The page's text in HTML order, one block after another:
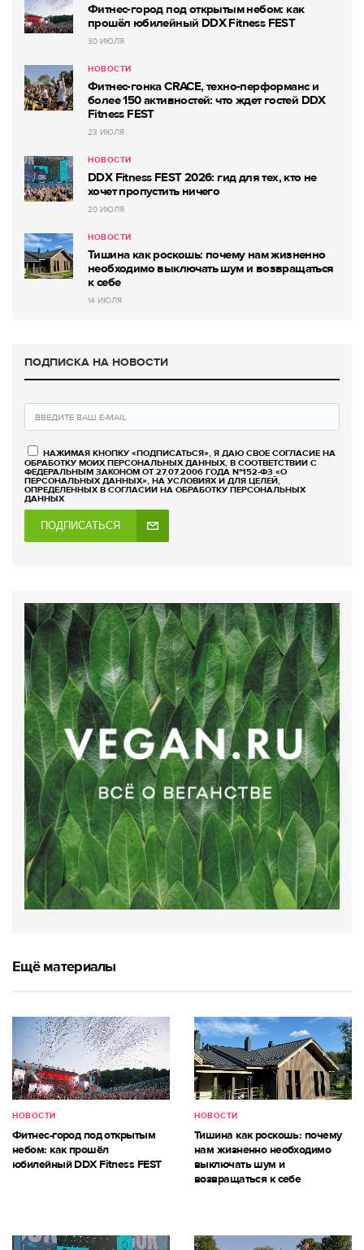
Фитнес-город под открытым небом: как
прошёл юбилейный DDX Fitness FEST
30 ИЮЛЯ
НОВОСТИ
Фитнес-гонка CRACE, техно-перформанс и
более 150 активностей: что ждет гостей DDX
Fitness FEST
23 ИЮЛЯ
НОВОСТИ
DDX Fitness FEST 2026: гид для тех, кто не
хочет пропустить ничего
20 ИЮЛЯ
НОВОСТИ
Тишина как роскошь: почему нам жизненно
необходимо выключать шум и возвращаться
к себе
14 ИЮЛЯ
ПОДПИСКА НА НОВОСТИ
НАЖИМАЯ КНОПКУ «ПОДПИСАТЬСЯ», Я ДАЮ СВОЕ СОГЛАСИЕ НА
ОБРАБОТКУ МОИХ ПЕРСОНАЛЬНЫХ ДАННЫХ, В СООТВЕТСТВИИ С
ФЕДЕРАЛЬНЫМ ЗАКОНОМ ОТ 27.07.2006 ГОДА №152-ФЗ «О
ПЕРСОНАЛЬНЫХ ДАННЫХ», НА УСЛОВИЯХ И ДЛЯ ЦЕЛЕЙ,
ОПРЕДЕЛЕННЫХ В СОГЛАСИИ НА ОБРАБОТКУ ПЕРСОНАЛЬНЫХ
ДАННЫХ
ПОДПИСАТЬСЯ
Ещё материалы
НОВОСТИ
Фитнес-город под открытым
небом: как прошёл
юбилейный DDX Fitness FEST
НОВОСТИ
Тишина как роскошь: почему
нам жизненно необходимо
выключать шум и
возвращаться к себе